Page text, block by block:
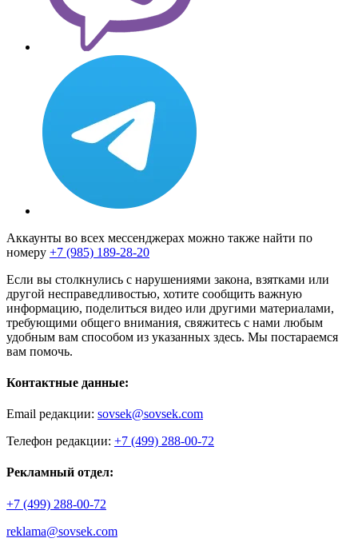
Аккаунты во всех мессенджерах можно также найти по
номеру +7 (985) 189-28-20
Если вы столкнулись с нарушениями закона, взятками или
другой несправедливостью, хотите сообщить важную
информацию, поделиться видео или другими материалами,
требующими общего внимания, свяжитесь с нами любым
удобным вам способом из указанных здесь. Мы постараемся
вам помочь.
Контактные данные:
Email редакции: sovsek@sovsek.com
Телефон редакции: +7 (499) 288-00-72
Рекламный отдел:
+7 (499) 288-00-72
reklama@sovsek.com